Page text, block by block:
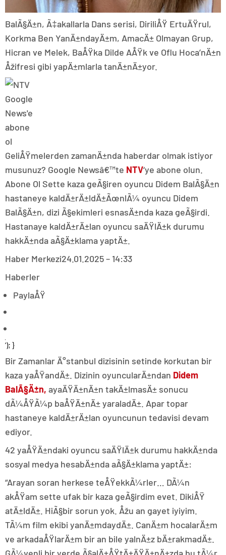
BalÃ§Ä±n, Ã‡akallarla Dans serisi, DiriliÅŸ ErtuÄŸrul,
Korkma Ben YanÄ±ndayÄ±m, AmacÄ± Olmayan Grup,
Hicran ve Melek, BaÅŸka Dilde AÅŸk ve Oflu Hoca’nÄ±n
Åžifresi gibi yapÄ±mlarla tanÄ±nÄ±yor.
GeliÅŸmelerden zamanÄ±nda haberdar olmak istiyor
musunuz? Google Newsâ€™te NTV‘ye abone olun.
Abone Ol Sette kaza geÃ§iren oyuncu Didem BalÃ§Ä±n
hastaneye kaldÄ±rÄ±ldÄ±ÃœnlÃ¼ oyuncu Didem
BalÃ§Ä±n, dizi Ã§ekimleri esnasÄ±nda kaza geÃ§irdi.
Hastanaye kaldÄ±rÄ±lan oyuncu saÄŸlÄ±k durumu
hakkÄ±nda aÃ§Ä±klama yaptÄ±.
Haber Merkezi24.01.2025 – 14:33
Haberler
PaylaÅŸ
‘); }
Bir Zamanlar Ä°stanbul dizisinin setinde korkutan bir
kaza yaÅŸandÄ±. Dizinin oyuncularÄ±ndan Didem
BalÃ§Ä±n, ayaÄŸÄ±nÄ±n takÄ±lmasÄ± sonucu
dÃ¼ÅŸÃ¼p baÅŸÄ±nÄ± yaraladÄ±. Apar topar
hastaneye kaldÄ±rÄ±lan oyuncunun tedavisi devam
ediyor.
42 yaÅŸÄ±ndaki oyuncu saÄŸlÄ±k durumu hakkÄ±nda
sosyal medya hesabÄ±nda aÃ§Ä±klama yaptÄ±:
“Arayan soran herkese teÅŸekkÃ¼rler… DÃ¼n
akÅŸam sette ufak bir kaza geÃ§irdim evet. DikiÅŸ
atÄ±ldÄ±. HiÃ§bir sorun yok. Åžu an gayet iyiyim.
TÃ¼m film ekibi yanÄ±mdaydÄ±. CanÄ±m hocalarÄ±m
ve arkadaÅŸlarÄ±m bir an bile yalnÄ±z bÄ±rakmadÄ±.
GÃ¼venli bir yerde Ã§alÄ±ÅŸtÄ±ÄŸÄ±nÄ±zda bu tÃ¼r